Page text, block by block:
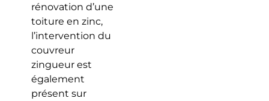
rénovation d’une
toiture en zinc,
l’intervention du
couvreur
zingueur est
également
présent sur